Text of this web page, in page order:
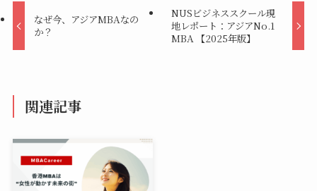
なぜ今、アジアMBAなの
か？
NUSビジネススクール現
地レポート：アジアNo.1
MBA 【2025年版】
関連記事